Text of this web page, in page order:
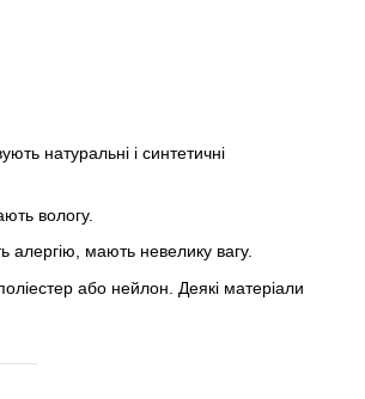
натуральні і синтетичні
вологу.
алергію, мають невелику вагу.
або нейлон. Деякі матеріали